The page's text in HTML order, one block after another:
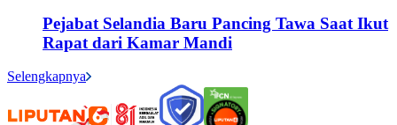
Pejabat Selandia Baru Pancing Tawa Saat Ikut
Rapat dari Kamar Mandi
Selengkapnya